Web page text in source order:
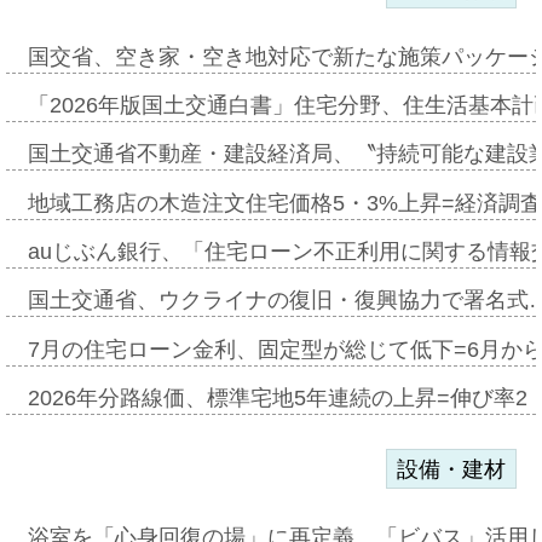
国交省、空き家・空き地対応で新たな施策パッケ
「2026年版国土交通白書」住宅分野、住生活基本
国土交通省不動産・建設経済局、〝持続可能な建
地域工務店の木造注文住宅価格5・3%上昇=経済調
auじぶん銀行、「住宅ローン不正利用に関する情
国土交通省、ウクライナの復旧・復興協力で署名
7月の住宅ローン金利、固定型が総じて低下=6月か
2026年分路線価、標準宅地5年連続の上昇=伸び率
設備・建材
浴室を「心身回復の場」に再定義、「ビバス」活